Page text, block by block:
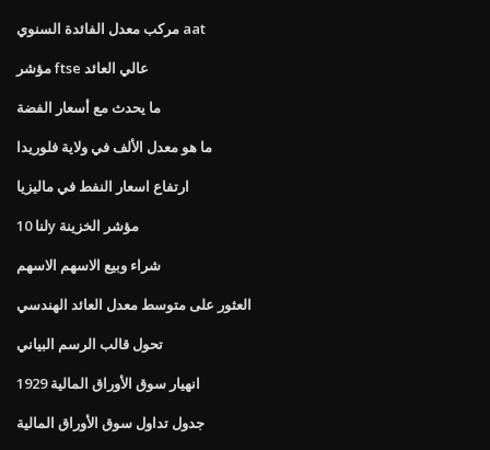
مركب معدل الفائدة السنوي aat
مؤشر ftse عالي العائد
ما يحدث مع أسعار الفضة
ما هو معدل الألف في ولاية فلوريدا
ارتفاع اسعار النفط في ماليزيا
لنا 10y مؤشر الخزينة
شراء وبيع الاسهم الاسهم
العثور على متوسط ​​معدل العائد الهندسي
تحول قالب الرسم البياني
انهيار سوق الأوراق المالية 1929
جدول تداول سوق الأوراق المالية